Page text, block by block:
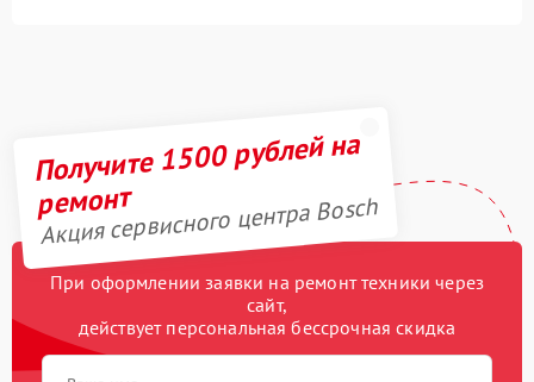
Получите 1500 рублей на
ремонт
Акция сервисного центра Bosch
При оформлении заявки на ремонт техники через
сайт,
действует персональная бессрочная скидка